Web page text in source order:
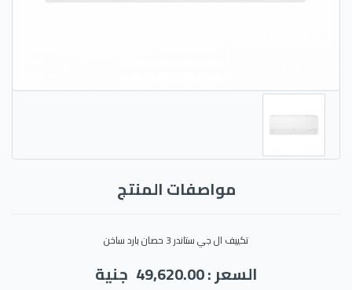
مواصفات المنتج
تكييف ال جي ستاندر 3 حصان بارد ساخن
السعر : 49,620.00 جنية